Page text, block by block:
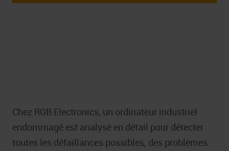
Chez RGB Electronics, un ordinateur industriel
endommagé est analysé en détail pour détecter
toutes les défaillances possibles, des problèmes